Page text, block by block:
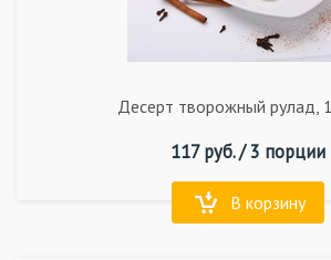
Десерт творожный рулад,
117руб. /3 порции
В корзину